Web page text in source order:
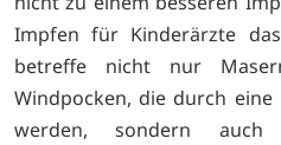
Impfen für Kinderärzte
betreffe nicht nur
Windpocken, die durch
werden, sondern